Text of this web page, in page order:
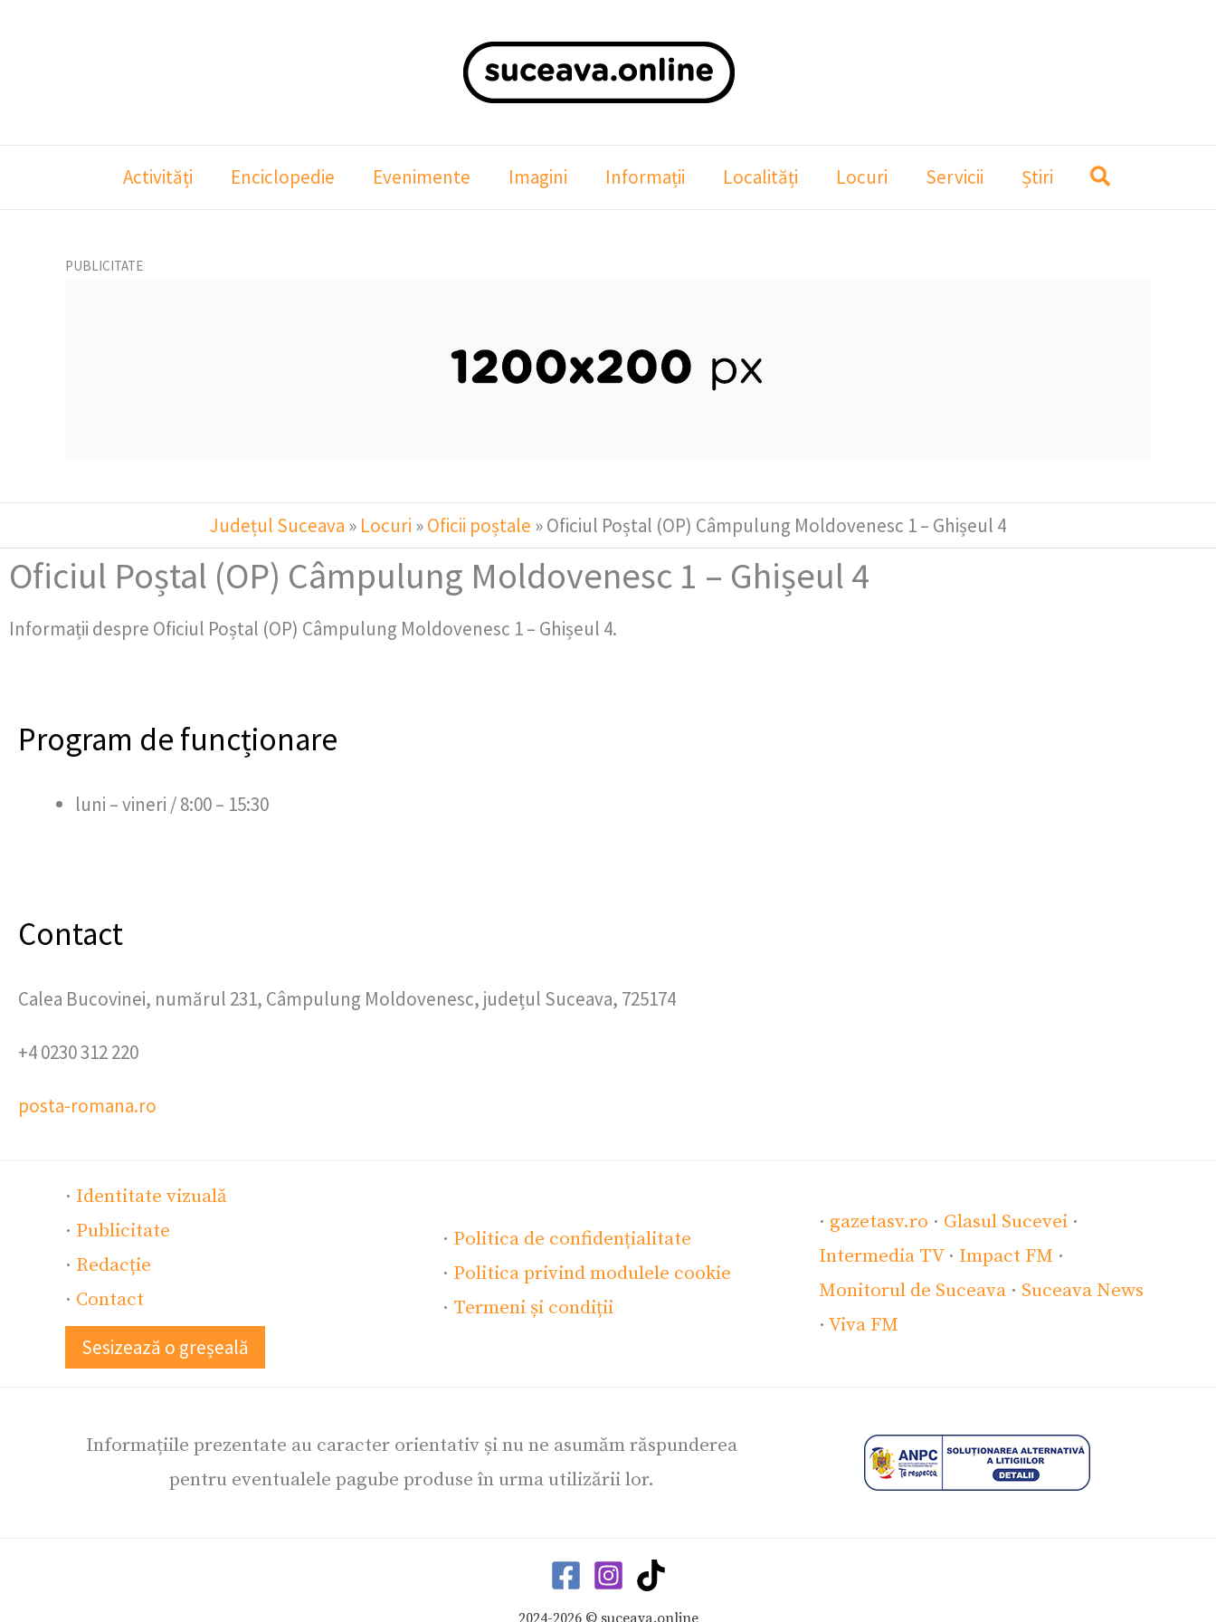
Activități Enciclopedie Evenimente Imagini Informații Localități Locuri Servicii Știri
PUBLICITATE
Județul Suceava » Locuri »Oficii poștale »Oficiul Poștal (OP) Câmpulung Moldovenesc 1 – Ghișeul 4
Oficiul Poștal (OP) Câmpulung Moldovenesc 1 – Ghișeul 4
Informații despre Oficiul Poștal (OP) Câmpulung Moldovenesc 1 – Ghișeul 4.
Program de funcționare
luni – vineri / 8:00 – 15:30
Contact
Calea Bucovinei, numărul 231, Câmpulung Moldovenesc, județul Suceava, 725174
+4 0230 312 220
posta-romana.ro
· Identitate vizuală
· Publicitate
· Redacție
· Contact
Sesizează o greșeală
· Politica de confidențialitate
· Politica privind modulele cookie
· Termeni și condiții
· gazetasv.ro · Glasul Sucevei ·
Intermedia TV· Impact FM ·
Monitorul de Suceava · Suceava News
·Viva FM
Informațiile prezentate au caracter orientativ și nu ne asumăm răspunderea
pentru eventualele pagube produse în urma utilizării lor.
2024-2026 © suceava.online